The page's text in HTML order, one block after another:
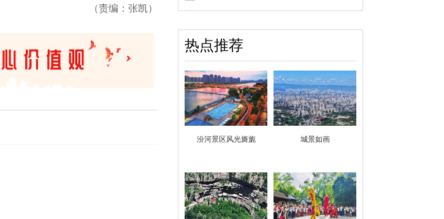
（责编：张凯）
热点推荐
汾河景区风光旖旎 城景如画